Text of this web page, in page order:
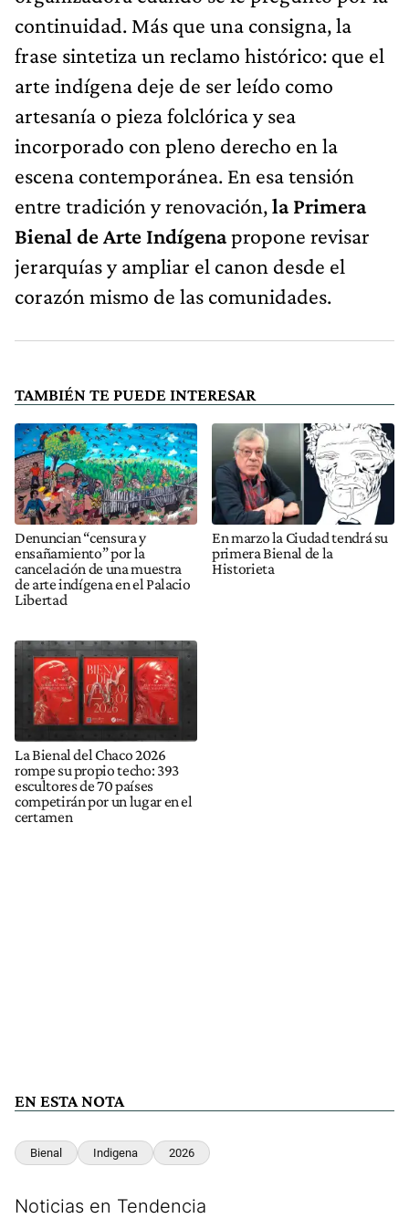
continuidad. Más que una consigna, la
frase sintetiza un reclamo histórico: que el
arte indígena deje de ser leído como
artesanía o pieza folclórica y sea
incorporado con pleno derecho en la
escena contemporánea. En esa tensión
entre tradición y renovación,la Primera
Bienal de Arte Indígenapropone revisar
jerarquías y ampliar el canon desde el
corazón mismo de las comunidades.
TAMBIÉN TE PUEDE INTERESAR
Denuncian “censura y
ensañamiento” por la
cancelación de una muestra
de arte indígena en el Palacio
Libertad
En marzo la Ciudad tendrá su
primera Bienal de la
Historieta
La Bienal del Chaco 2026
rompe su propio techo: 393
escultores de 70 países
competirán por un lugar en el
certamen
EN ESTA NOTA
Bienal Indigena 2026
Noticias en Tendencia